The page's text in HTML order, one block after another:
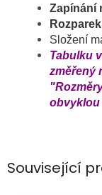
Související
Zapínání
Složení
Tabulku
změřený
obvyklou